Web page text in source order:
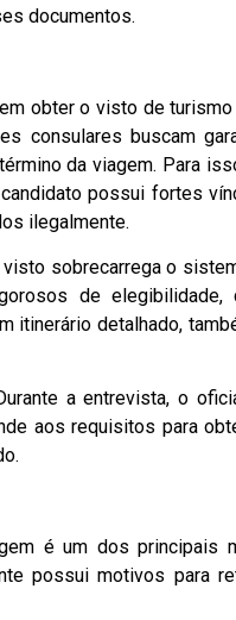
documentos.
obter o visto de
consulares buscam
da viagem. Para
possui fortes
ilegalmente.
sobrecarrega o
de elegibilidade,
itinerário detalhado,
a entrevista, o
aos requisitos para
é um dos principais
possui motivos para